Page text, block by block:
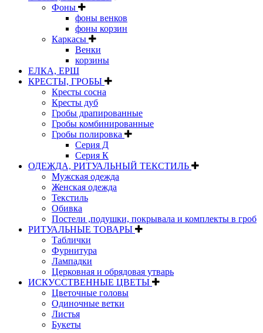
Фоны
фоны венков
фоны корзин
Каркасы
Венки
корзины
ЕЛКА, ЕРШ
КРЕСТЫ, ГРОБЫ
Кресты сосна
Кресты дуб
Гробы драпированные
Гробы комбинированные
Гробы полировка
Серия Д
Серия К
ОДЕЖДА, РИТУАЛЬНЫЙ ТЕКСТИЛЬ
Мужская одежда
Женская одежда
Текстиль
Обивка
Постели ,подушки, покрывала и комплекты в гроб
РИТУАЛЬНЫЕ ТОВАРЫ
Таблички
Фурнитура
Лампадки
Церковная и обрядовая утварь
ИСКУССТВЕННЫЕ ЦВЕТЫ
Цветочные головы
Одиночные ветки
Листья
Букеты